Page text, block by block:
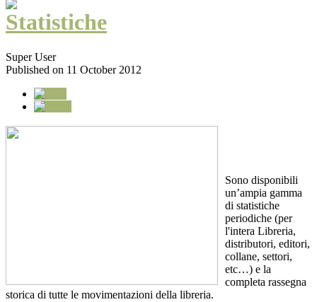
Statistiche
Super User
Published on 11 October 2012
Sono disponibili
un’ampia gamma
di statistiche
periodiche (per
l'intera Libreria,
distributori, editori,
collane, settori,
etc…) e la
completa rassegna
storica di tutte le movimentazioni della libreria.